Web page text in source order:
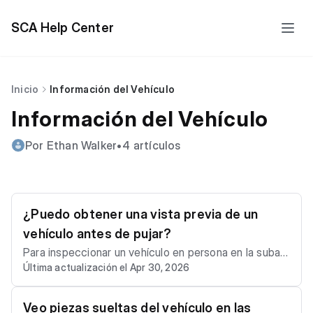
SCA Help Center
Inicio Información del Vehículo
Información del Vehículo
Por Ethan Walker•4 artículos
¿Puedo obtener una vista previa de un
vehículo antes de pujar?
Para inspeccionar un vehículo en persona en la subas
ta antes de comprarlo, deberá actualizar a una memb
resía Premier o Expert, ya que solo los miembros Pre
mier y Expert pueden acceder a las subastas. Una ve
Última actualización el Apr 30, 2026
Veo piezas sueltas del vehículo en las